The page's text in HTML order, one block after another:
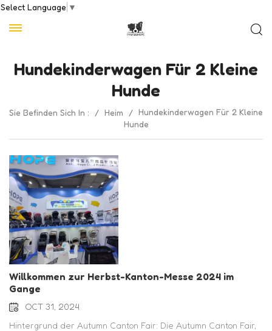
Select Language ▼
Hundekinderwagen Für 2 Kleine
Hunde
Sie Befinden Sich In : / Heim / Hundekinderwagen Für 2 Kleine
Hunde
Willkommen zur Herbst-Kanton-Messe 2024 im
Gange
OCT 31, 2024
Hintergrund der Autumn Canton Fair: Die Autumn Canton Fair,